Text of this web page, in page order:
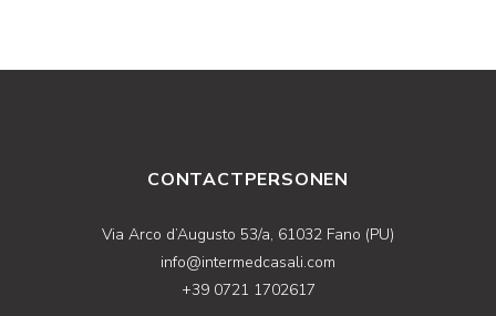
CONTACTPERSONEN
Via Arco d’Augusto 53/a, 61032 Fano (PU)
info@intermedcasali.com
+39 0721 1702617